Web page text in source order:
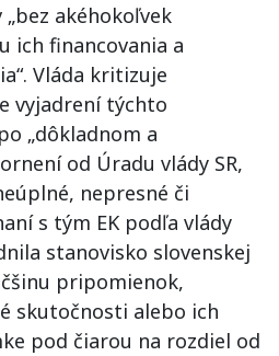
akéhokoľvek
ich financovania a
Vláda kritizuje
vyjadrení týchto
„dôkladnom a
od Úradu vlády SR,
nepresné či
s tým EK podľa vlády
stanovisko slovenskej
pripomienok,
skutočnosti alebo ich
pod čiarou na rozdiel od